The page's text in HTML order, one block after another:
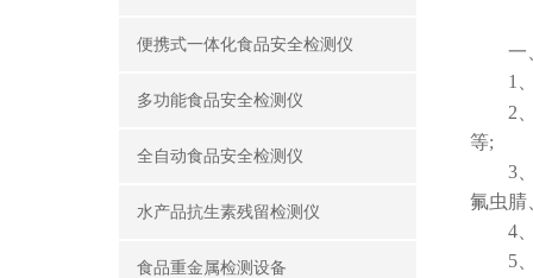
便携式一体化食品安全检测仪
多功能食品安全检测仪
全自动食品安全检测仪
水产品抗生素残留检测仪
食品重金属检测设备
一
1、
2、
等;
3、
氟虫腈
4、
5、